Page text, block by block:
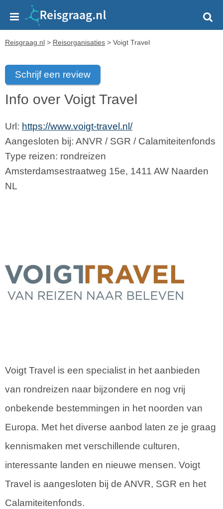
Reisgraag.nl > Reisorganisaties > Voigt Travel
Schrijf een review
Info over Voigt Travel
Url: https://www.voigt-travel.nl/
Aangesloten bij: ANVR / SGR / Calamiteitenfonds
Type reizen: rondreizen
Amsterdamsestraatweg 15e, 1411 AW Naarden
NL
Voigt Travel is een specialist in het aanbieden
van rondreizen naar bijzondere en nog vrij
onbekende bestemmingen in het noorden van
Europa. Met het diverse aanbod laten ze je graag
kennismaken met verschillende culturen,
interessante landen en nieuwe mensen. Voigt
Travel is aangesloten bij de ANVR, SGR en het
Calamiteitenfonds.